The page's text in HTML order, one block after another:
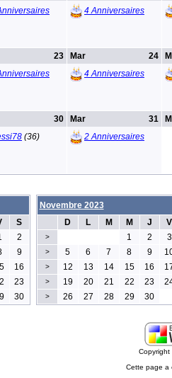
4 Anniversaires
23 24
Mar
4 Anniversaires
30
(36)
31
Mar
2 Anniversaires
S
2
9
16
23
30
Novembre 2023
D
L M M J V
> 1 2 3
> 5 6 7 8 9
> 12 13 14 15 16
> 19 20 21 22 23
> 26 27 28 29 30
Cette page a